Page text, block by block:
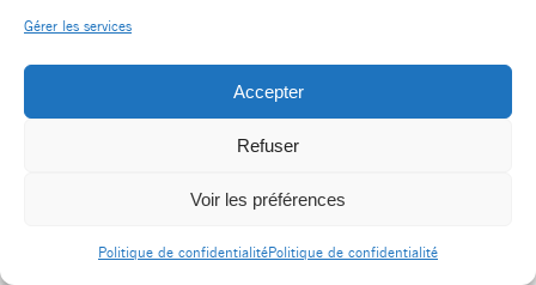
Gérer les services
Accepter
Refuser
Voir les préférences
Politique de confidentialitéPolitique de confidentialité